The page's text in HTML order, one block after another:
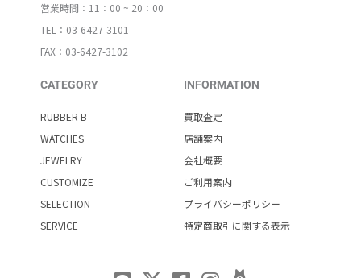
営業時間：11：00 ~ 20：00
TEL：03-6427-3101
FAX：03-6427-3102
CATEGORY
RUBBER B
WATCHES
JEWELRY
CUSTOMIZE
SELECTION
SERVICE
INFORMATION
買取査定
店舗案内
会社概要
ご利用案内
プライバシーポリシー
特定商取引に関する表示